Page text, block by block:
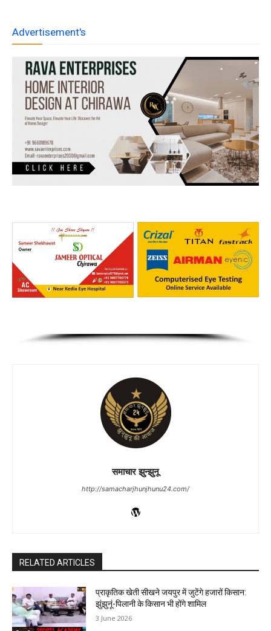
Advertisement's
समाचार झुन्झुनू
http://samacharjhunjhunu24.com/
RELATED ARTICLES
प्राकृतिक खेती सीखने जयपुर में जुटेंगे हजारों किसान:
झुंझुनूं-पिलानी के किसान भी होंगे शामिल
3 June 2026